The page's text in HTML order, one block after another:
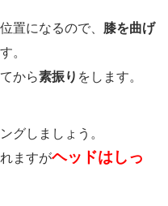
置になるので、 膝を曲げ
。
から素振り をします。
グしましょう。
ますがヘッドはしっ